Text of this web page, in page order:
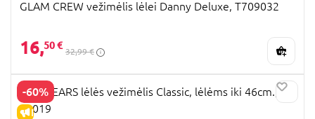
GLAM CREW vežimėlis lėlei Danny Deluxe, T709032
16,50 €
32,99 €
-60%
IŠPARDAVIMAS
TINY TEARS lėlės vežimėlis Classic, lėlėms iki 46cm.,
11019